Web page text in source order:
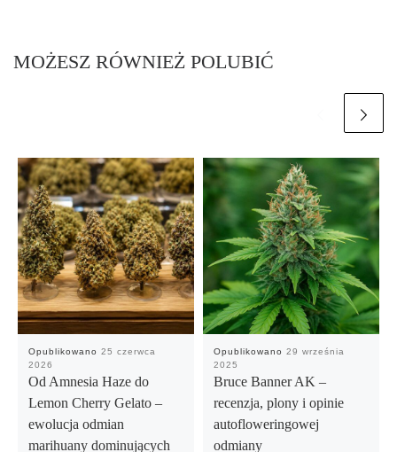
MOŻESZ RÓWNIEŻ POLUBIĆ
Opublikowano 25 czerwca
2026
Od Amnesia Haze do
Lemon Cherry Gelato –
ewolucja odmian
marihuany dominujących
Opublikowano 29 września
2025
Bruce Banner AK –
recenzja, plony i opinie
autofloweringowej
odmiany